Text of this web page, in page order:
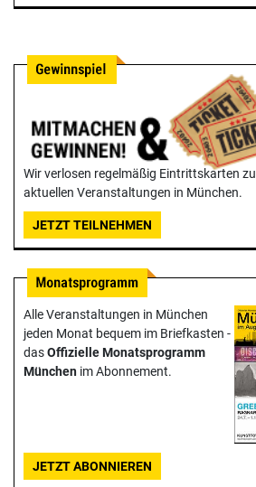
Wir verlosen regelmäßig Eintrittskarten zu
aktuellen Veranstaltungen in München.
JETZT TEILNEHMEN
Alle Veranstaltungen in München
jeden Monat bequem im Briefkasten -
dasOffizielle Monats­programm
München im Abonnement.
JETZT ABONNIEREN